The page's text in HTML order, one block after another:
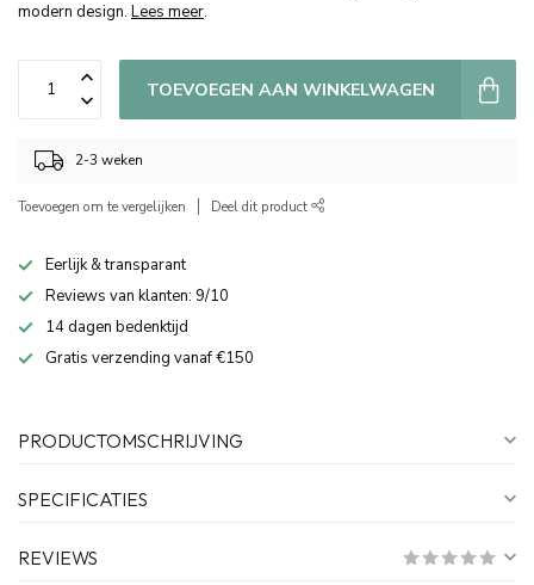
modern design. Lees meer.
TOEVOEGEN AAN WINKELWAGEN
2-3 weken
Toevoegen om te vergelijken Deel dit product
Eerlijk & transparant
Reviews van klanten: 9/10
14 dagen bedenktijd
Gratis verzending vanaf €150
PRODUCTOMSCHRIJVING
SPECIFICATIES
REVIEWS